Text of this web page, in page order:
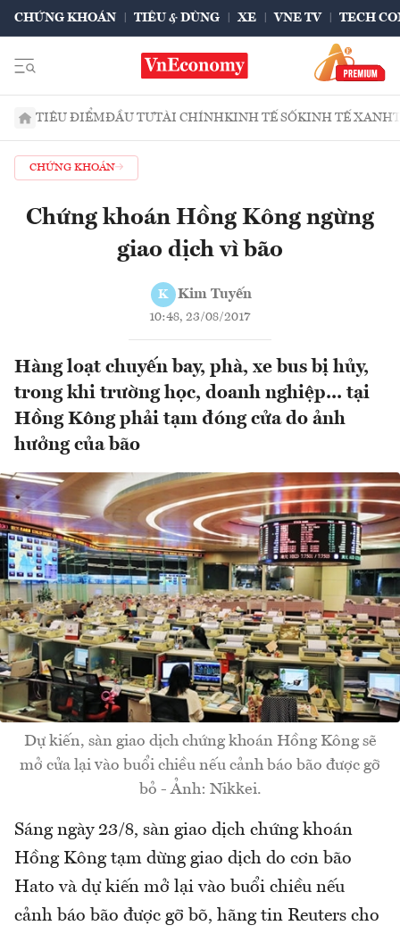
CHỨNG KHOÁN TIÊU & DÙNG XE VNE TV TECH
TIÊU ĐIỂMĐẦU TƯTÀI CHÍNHKINH TẾ SỐKINH TẾ XANH
CHỨNG KHOÁN
Chứng khoán Hồng Kông ngừng
giao dịch vì bão
K Kim Tuyến
10:48, 23/08/2017
Hàng loạt chuyến bay, phà, xe bus bị hủy,
trong khi trường học, doanh nghiệp... tại
Hồng Kông phải tạm đóng cửa do ảnh
hưởng của bão
Dự kiến, sàn giao dịch chứng khoán Hồng Kông sẽ
mở cửa lại vào buổi chiều nếu cảnh báo bão được gỡ
bỏ - Ảnh: Nikkei.
Sáng ngày 23/8, sàn giao dịch chứng khoán
Hồng Kông tạm dừng giao dịch do cơn bão
Hato và dự kiến mở lại vào buổi chiều nếu
cảnh báo bão được gỡ bõ, hãng tin Reuters cho